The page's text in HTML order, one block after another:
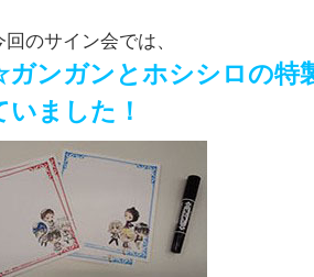
のサイン会では、
ガンガンとホシシロの特
いました！